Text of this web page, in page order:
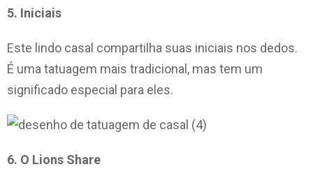
5. Iniciais
Este lindo casal compartilha suas iniciais nos dedos.
É uma tatuagem mais tradicional, mas tem um
significado especial para eles.
6. O Lions Share